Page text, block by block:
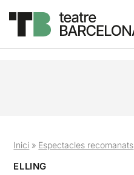
Inici » Espectacles recomanats
ELLING